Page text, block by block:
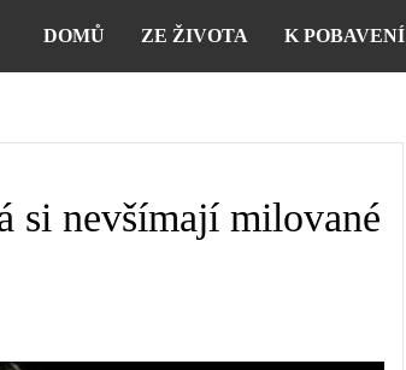
DOMŮ ZE ŽIVOTA K POBAVENÍ
si nevšímají milované